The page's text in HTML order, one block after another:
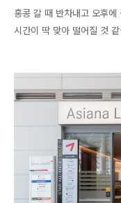
홍콩 갈 때 반차내고 오후
시간이 딱 맞아 떨어질 것